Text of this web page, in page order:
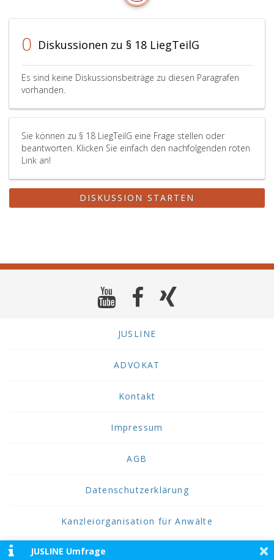
0 Diskussionen zu § 18 LiegTeilG
Es sind keine Diskussionsbeiträge zu diesen Paragrafen
vorhanden.
Sie können zu § 18 LiegTeilG eine Frage stellen oder
beantworten. Klicken Sie einfach den nachfolgenden roten
Link an!
DISKUSSION STARTEN
JUSLINE
ADVOKAT
Kontakt
Impressum
AGB
Datenschutzerklärung
Kanzleiorganisation für Anwälte
×
JUSLINE Umfrage